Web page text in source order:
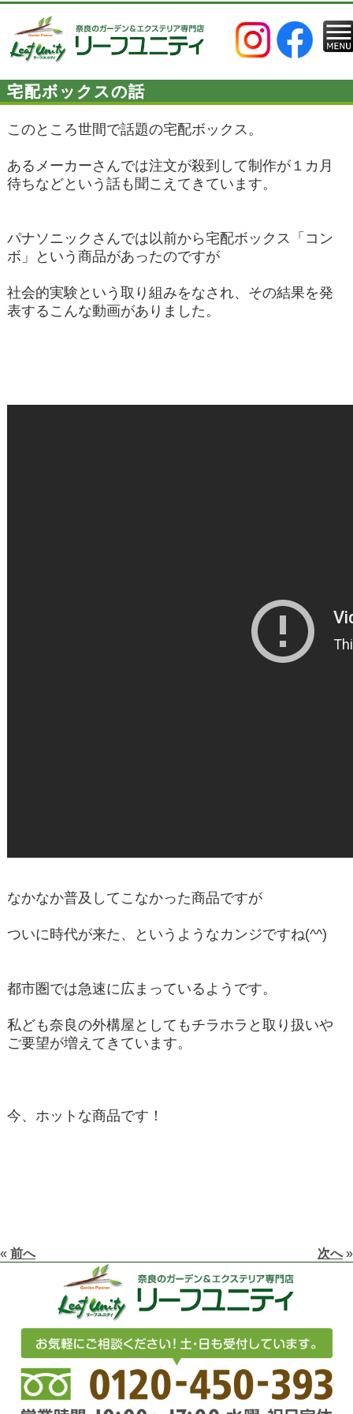
宅配ボックスの話
このところ世間で話題の宅配ボックス。
あるメーカーさんでは注文が殺到して制作が１カ月
待ちなどという話も聞こえてきています。
パナソニックさんでは以前から宅配ボックス「コン
ボ」という商品があったのですが
社会的実験という取り組みをなされ、その結果を発
表するこんな動画がありました。
なかなか普及してこなかった商品ですが
ついに時代が来た、というようなカンジですね(^^)
都市圏では急速に広まっているようです。
私ども奈良の外構屋としてもチラホラと取り扱いや
ご要望が増えてきています。
今、ホットな商品です！
« 前へ 次へ»